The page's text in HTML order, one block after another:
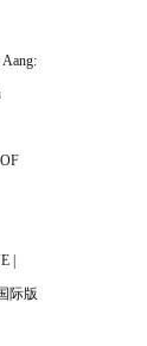
Aang:
|
际版